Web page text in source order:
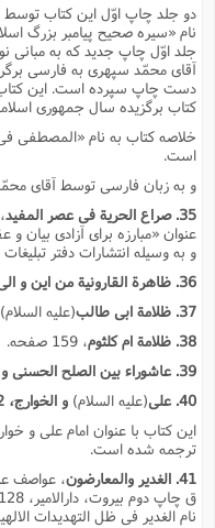
دو جلد چاپ اوّل این کتاب توسط
نام «سیره صحیح پیامبر بزرگ
جلد اوّل چاپ جدید که به مبانى
آقاى محمّد سپهرى به فارسى
کتاب برگزیده سال جمهورى
خلاصه کتاب به نام «المصطفى
است.
و به زبان فارسى توسط آقاى
35. صراع الحریة فى عصر المفید
عنوان «مبارزه براى آزادى بیان
و به وسیله انتشارات دفتر
36. ظاهرة القارونیة من این و الى این؟
37. ظلامة ابى طالب
(علیه السلام)، 135
38. ظلامة ام کلثوم
، 159 صفحه.
39. عاشوراء بین الصلح الحسنى و الکید السفیانى
40. على
(علیه السلام)و الخوارج، 2 جلد
این کتاب با عنوان امام على و
ترجمه شده است.
41. الغدیر والمعارضون
نام الغدیر فى ظل التهدیدات